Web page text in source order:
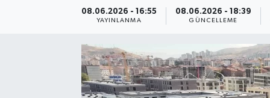
08.06.2026 - 16:55
YAYINLANMA
08.06.2026 - 18:39
GÜNCELLEME